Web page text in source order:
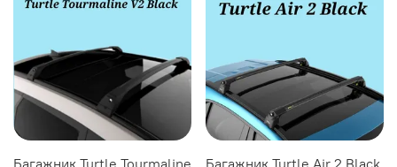
Багажник Turtle Tourmaline
Багажник Turtle Air 2 Black